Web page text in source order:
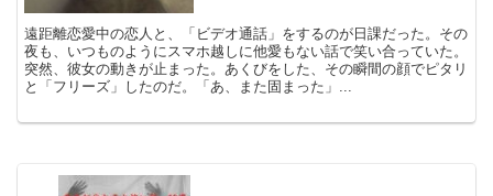
遠距離恋愛中の恋人と、「ビデオ通話」をするのが日課だった。その
夜も、いつものようにスマホ越しに他愛もない話で笑い合っていた。
突然、彼女の動きが止まった。あくびをした、その瞬間の顔でピタリ
と「フリーズ」したのだ。「あ、また固まった」...